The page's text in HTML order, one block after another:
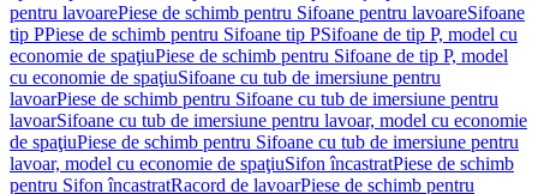
pentru lavoarePiese de schimb pentru Sifoane pentru lavoareSifoane
tip PPiese de schimb pentru Sifoane tip PSifoane de tip P, model cu
economie de spaţiuPiese de schimb pentru Sifoane de tip P, model
cu economie de spaţiuSifoane cu tub de imersiune pentru
lavoarPiese de schimb pentru Sifoane cu tub de imersiune pentru
lavoarSifoane cu tub de imersiune pentru lavoar, model cu economie
de spaţiuPiese de schimb pentru Sifoane cu tub de imersiune pentru
lavoar, model cu economie de spaţiuSifon încastratPiese de schimb
pentru Sifon încastratRacord de lavoarPiese de schimb pentru